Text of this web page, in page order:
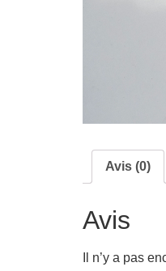
Avis (0)
Avis
Il n’y a pas